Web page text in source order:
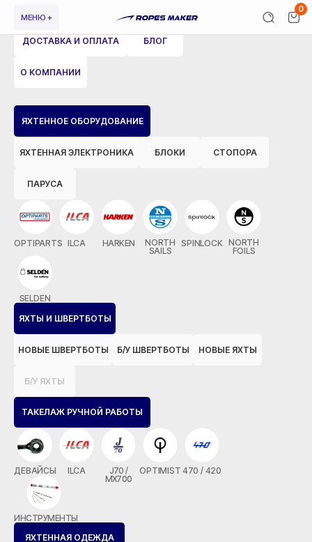
МЕНЮ +
0
ЯХТЕННОЕ ОБОРУДОВАНИЕ
ЯХТЕННАЯ ЭЛЕКТРОНИКА БЛОКИ СТОПОРА
ПАРУСА
OPTIPARTS ILCA HARKEN
NORTH
SAILS
SPINLOCK NORTH
FOILS
SELDEN
ЯХТЫ И ШВЕРТБОТЫ
НОВЫЕ ШВЕРТБОТЫ Б/У ШВЕРТБОТЫ НОВЫЕ ЯХТЫ
Б/У ЯХТЫ
ТАКЕЛАЖ РУЧНОЙ РАБОТЫ
ДЕВАЙСЫ ILCA
J70 /
MX700
OPTIMIST 470 / 420
ИНСТРУМЕНТЫ
ЯХТЕННАЯ ОДЕЖДА
ДОСТАВКА И ОПЛАТА БЛОГ
О КОМПАНИИ